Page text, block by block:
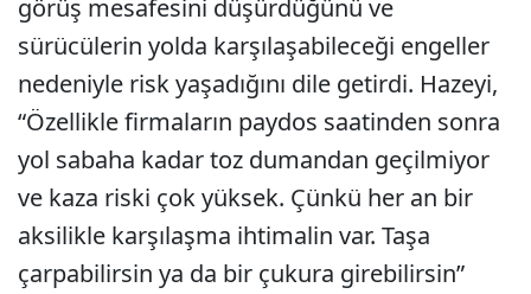
görüş mesafesini düşürdüğünü ve
sürücülerin yolda karşılaşabileceği engeller
nedeniyle risk yaşadığını dile getirdi. Hazeyi,
“Özellikle firmaların paydos saatinden sonra
yol sabaha kadar toz dumandan geçilmiyor
ve kaza riski çok yüksek. Çünkü her an bir
aksilikle karşılaşma ihtimalin var. Taşa
çarpabilirsin ya da bir çukura girebilirsin”